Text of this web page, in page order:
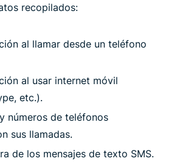
recopilados:
al llamar desde un teléfono
al usar internet móvil
etc.).
números de teléfonos
sus llamadas.
de los mensajes de texto SMS.